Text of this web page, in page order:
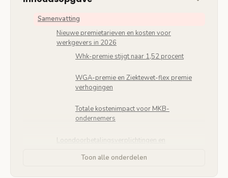
Samenvatting
Nieuwe premietarieven en kosten voor
werkgevers in 2026
Whk-premie stijgt naar 1,52 procent
WGA-premie en Ziektewet-flex premie
verhogingen
Totale kostenimpact voor MKB-
ondernemers
Loondoorbetalingsverplichtingen en
Toon alle onderdelen